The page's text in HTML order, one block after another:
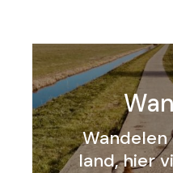
land, hier